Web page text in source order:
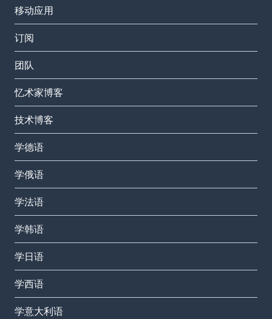
移动应用
订阅
团队
忆术家博客
技术博客
学德语
学俄语
学法语
学韩语
学日语
学西语
学意大利语